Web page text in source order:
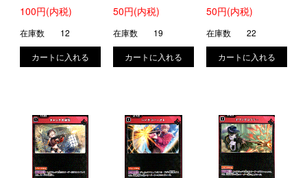
018/100)
100円(内税)
在庫数 12
019/100)
50円(内税)
在庫数 19
50円(内税)
在庫数 22